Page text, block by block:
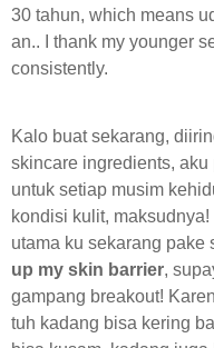
30 tahun, which means
an.. I thank my younger
consistently.
Kalo buat sekarang,
skincare ingredients,
untuk setiap musim
kondisi kulit,
utama ku sekarang pake
up my skin barrier,
gampang breakout!
tuh kadang bisa kering